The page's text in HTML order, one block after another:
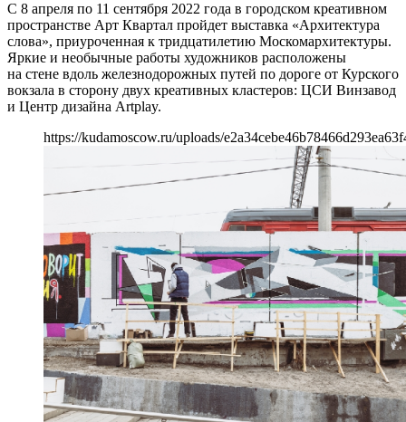
С 8 апреля по 11 сентября 2022 года в городском креативном
пространстве Арт Квартал пройдет выставка «Архитектура
слова», приуроченная к тридцатилетию Москомархитектуры.
Яркие и необычные работы художников расположены
на стене вдоль железнодорожных путей по дороге от Курского
вокзала в сторону двух креативных кластеров: ЦСИ Винзавод
и Центр дизайна Artplay.
https://kudamoscow.ru/uploads/